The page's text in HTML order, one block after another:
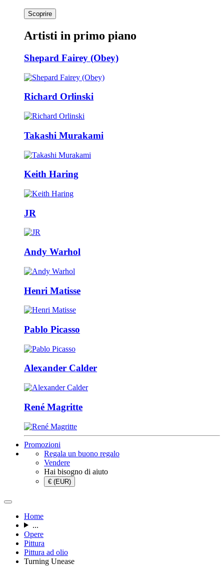
Scoprire
Artisti in primo piano
Shepard Fairey (Obey)
Richard Orlinski
Takashi Murakami
Keith Haring
JR
Andy Warhol
Henri Matisse
Pablo Picasso
Alexander Calder
René Magritte
Promozioni
Regala un buono regalo
Vendere
Hai bisogno di aiuto
€ (EUR)
Home
...
Opere
Pittura
Pittura ad olio
Turning Unease